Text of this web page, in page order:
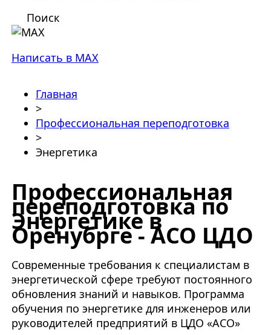
Поиск
Написать в MAX
Главная
>
Профессиональная переподготовка
>
Энергетика
Профессиональная
переподготовка по
Энергетике в
Оренубрге - АСО ЦДО
Современные требования к специалистам в
энергетической сфере требуют постоянного
обновления знаний и навыков. Программа
обучения по энергетике для инженеров или
руководителей предприятий в ЦДО «АСО»